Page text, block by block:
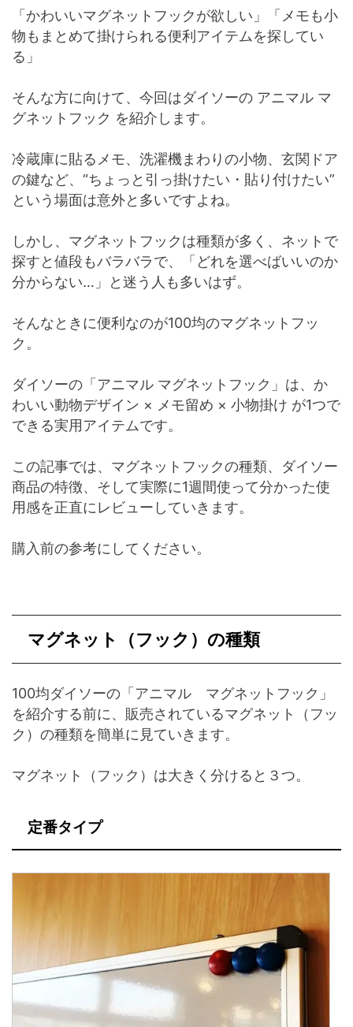
「かわいいマグネットフックが欲しい」「メモも小
物もまとめて掛けられる便利アイテムを探してい
る」
そんな方に向けて、今回はダイソーの アニマル マ
グネットフック を紹介します。
冷蔵庫に貼るメモ、洗濯機まわりの小物、玄関ドア
の鍵など、“ちょっと引っ掛けたい・貼り付けたい”
という場面は意外と多いですよね。
しかし、マグネットフックは種類が多く、ネットで
探すと値段もバラバラで、「どれを選べばいいのか
分からない…」と迷う人も多いはず。
そんなときに便利なのが100均のマグネットフッ
ク。
ダイソーの「アニマル マグネットフック」は、か
わいい動物デザイン × メモ留め × 小物掛け が1つで
できる実用アイテムです。
この記事では、マグネットフックの種類、ダイソー
商品の特徴、そして実際に1週間使って分かった使
用感を正直にレビューしていきます。
購入前の参考にしてください。
マグネット（フック）の種類
100均ダイソーの「アニマル マグネットフック」
を紹介する前に、販売されているマグネット（フッ
ク）の種類を簡単に見ていきます。
マグネット（フック）は大きく分けると３つ。
定番タイプ